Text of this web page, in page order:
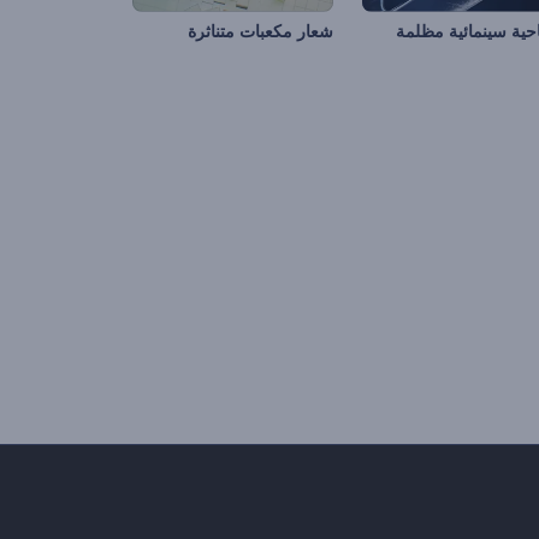
سينمائية مظلمة شعار مكعبات متناثرة